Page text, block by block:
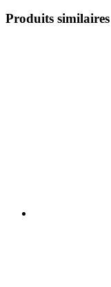
Produits similaires